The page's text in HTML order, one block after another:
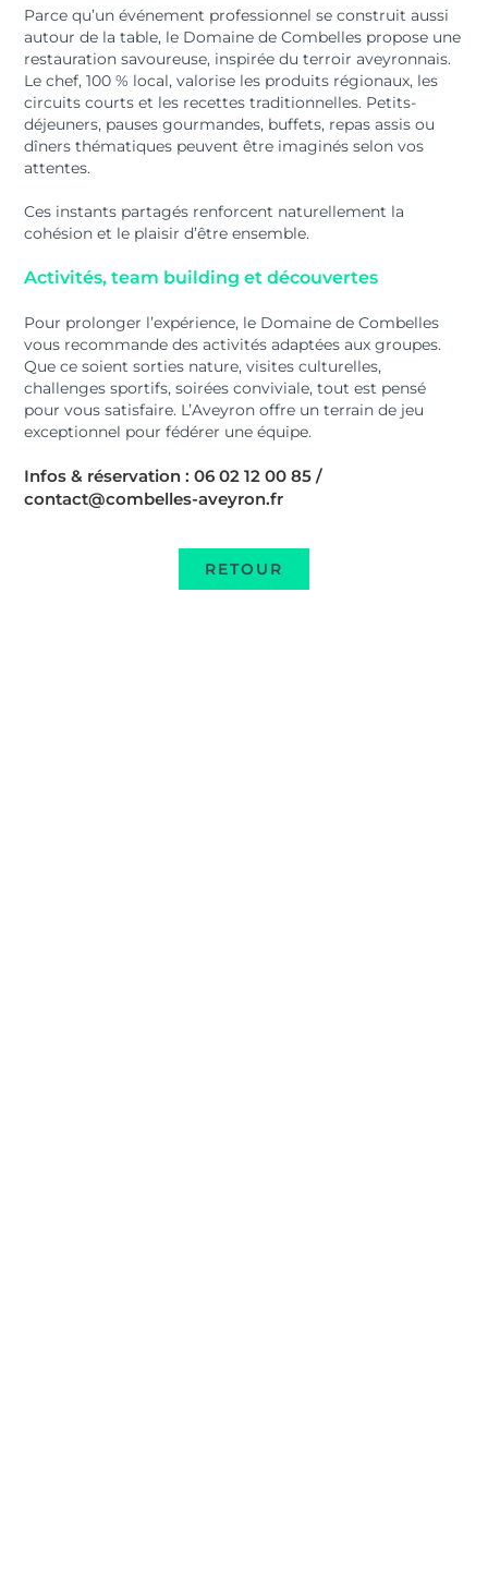
Parce qu’un événement professionnel se construit aussi
autour de la table, le Domaine de Combelles propose une
restauration savoureuse, inspirée du terroir aveyronnais.
Le chef, 100 % local, valorise les produits régionaux, les
circuits courts et les recettes traditionnelles. Petits-
déjeuners, pauses gourmandes, buffets, repas assis ou
dîners thématiques peuvent être imaginés selon vos
attentes.
Ces instants partagés renforcent naturellement la
cohésion et le plaisir d’être ensemble.
Activités, team building et découvertes
Pour prolonger l’expérience, le Domaine de Combelles
vous recommande des activités adaptées aux groupes.
Que ce soient sorties nature, visites culturelles,
challenges sportifs, soirées conviviale, tout est pensé
pour vous satisfaire. L’Aveyron offre un terrain de jeu
exceptionnel pour fédérer une équipe.
Infos & réservation : 06 02 12 00 85 /
contact@combelles-aveyron.fr
RETOUR